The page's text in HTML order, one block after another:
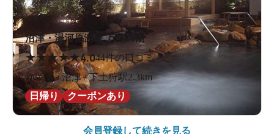
沼津・湯河原温泉 万葉の湯
★★★★★4.044件の口コミ
静岡県 / 沼津 / 下土狩駅2.3km
日帰り
クーポンあり
会員登録して続きを見る